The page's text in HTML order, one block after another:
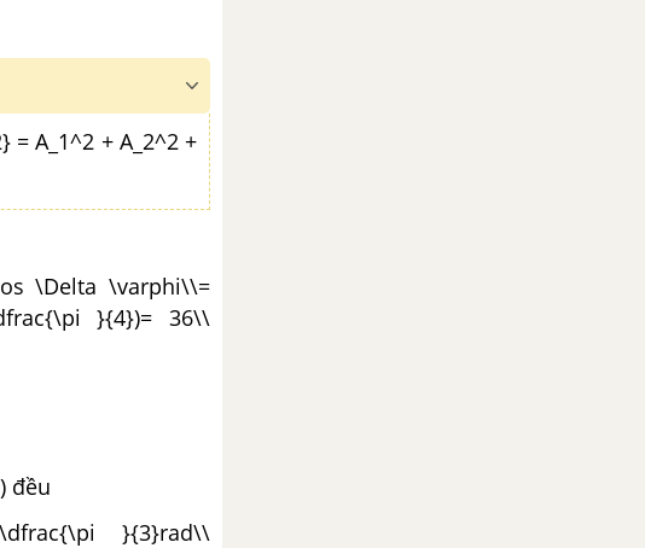
A_1^2 + A_2^2 +
\Delta \varphi\\=
}{4})= 36\\
đều
}{3}rad\\